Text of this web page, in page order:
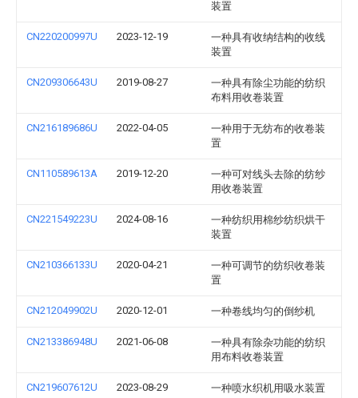
装置
CN220200997U 2023-12-19
一种具有收纳结构的收线
装置
CN209306643U 2019-08-27
一种具有除尘功能的纺织
布料用收卷装置
CN216189686U 2022-04-05
一种用于无纺布的收卷装
置
CN110589613A 2019-12-20
一种可对线头去除的纺纱
用收卷装置
CN221549223U 2024-08-16
一种纺织用棉纱纺织烘干
装置
CN210366133U 2020-04-21
一种可调节的纺织收卷装
置
CN212049902U 2020-12-01 一种卷线均匀的倒纱机
CN213386948U 2021-06-08
一种具有除杂功能的纺织
用布料收卷装置
CN219607612U 2023-08-29 一种喷水织机用吸水装置